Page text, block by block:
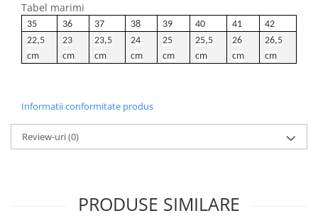
Tabel marimi
35 36 37 38 39 40 41
42
22,5
cm
23
cm
23,5
cm
24
cm
25
cm
25,5
cm
26
cm
26,5
cm
Informatii conformitate produs
Review-uri(0)
PRODUSE SIMILARE